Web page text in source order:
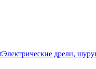
Электрические дрели,